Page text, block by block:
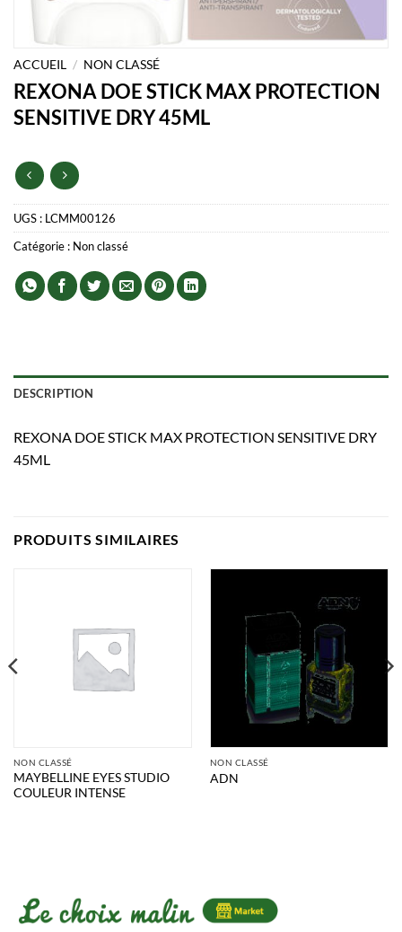
ACCUEIL / NON CLASSÉ
REXONA DOE STICK MAX PROTECTION
SENSITIVE DRY 45ML
UGS : LCMM00126
Catégorie : Non classé
DESCRIPTION
REXONA DOE STICK MAX PROTECTION SENSITIVE DRY
45ML
PRODUITS SIMILAIRES
NON CLASSÉ
MAYBELLINE EYES STUDIO
COULEUR INTENSE
NON CLASSÉ
ADN